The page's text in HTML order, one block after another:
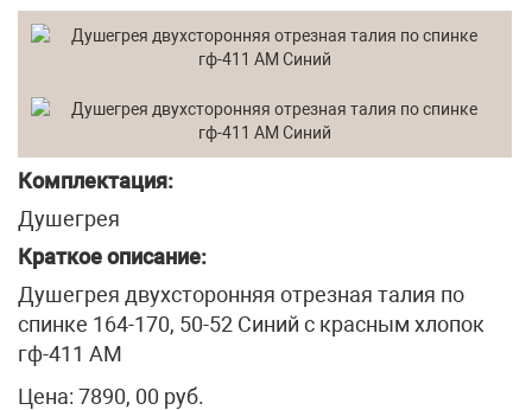
Комплектация:
Душегрея
Краткое описание:
Душегрея двухсторонняя отрезная талия по
спинке 164-170, 50-52 Синий с красным хлопок
гф-411 АМ
Цена: 7890, 00 руб.